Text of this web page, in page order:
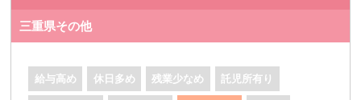
三重県その他
給与高め 休日多め 残業少なめ 託児所有り